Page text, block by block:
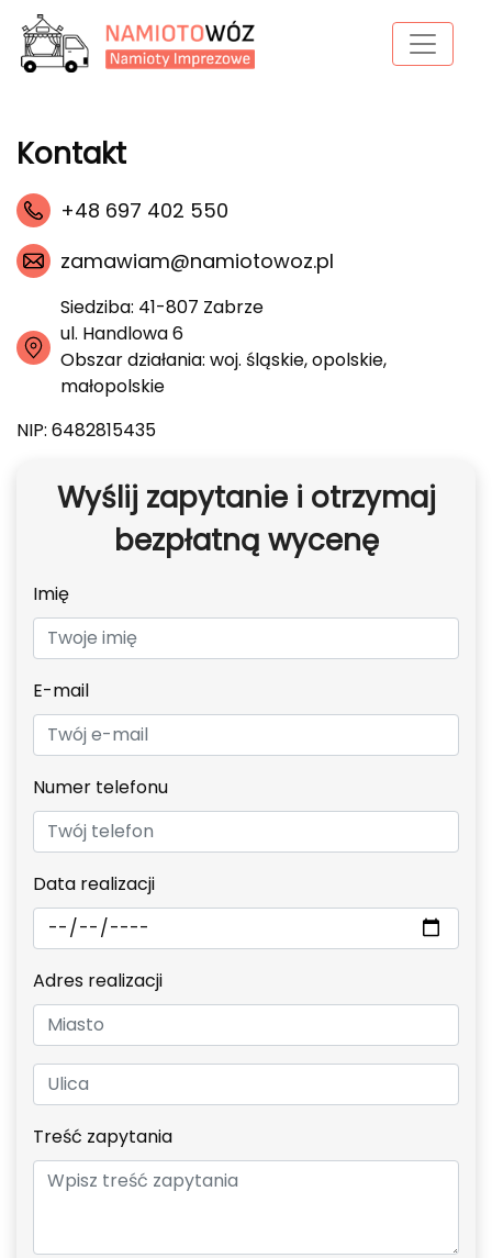
Kontakt
+48 697 402 550
zamawiam@namiotowoz.pl
Siedziba: 41-807 Zabrze
ul. Handlowa 6
Obszar działania: woj. śląskie, opolskie,
małopolskie
NIP: 6482815435
Wyślij zapytanie i otrzymaj
bezpłatną wycenę
Imię
E-mail
Numer telefonu
Data realizacji
Adres realizacji
Treść zapytania